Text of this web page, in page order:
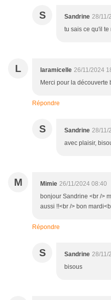
S Sandrine 28/11/
tu sais ce qu'il
L laramicelle 26/11/2024
Merci pour la découverte
Répondre
S Sandrine 28/11/
avec plaisir,
M Mimie 26/11/2024 08:40
bonjour Sandrine <br />
aussi !!<br /> bon
Répondre
S Sandrine 28/11/
bisous